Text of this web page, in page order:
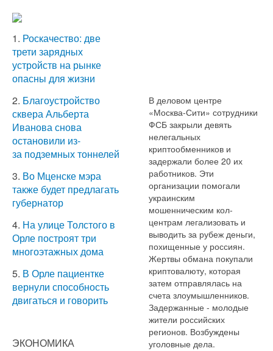
1. Роскачество: две
трети зарядных
устройств на рынке
опасны для жизни
2. Благоустройство
сквера Альберта
Иванова снова
остановили из-
за подземных тоннелей
3. Во Мценске мэра
также будет предлагать
губернатор
4. На улице Толстого в
Орле построят три
многоэтажных дома
5. В Орле пациентке
вернули способность
двигаться и говорить
ЭКОНОМИКА
В деловом центре
«Москва-Сити» сотрудники
ФСБ закрыли девять
нелегальных
криптообменников и
задержали более 20 их
работников. Эти
организации помогали
украинским
мошенническим кол-
центрам легализовать и
выводить за рубеж деньги,
похищенные у россиян.
Жертвы обмана покупали
криптовалюту, которая
затем отправлялась на
счета злоумышленников.
Задержанные - молодые
жители российских
регионов. Возбуждены
уголовные дела.